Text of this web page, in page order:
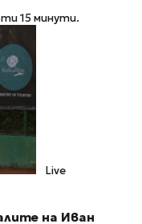
15 минути.
Live
на Иван